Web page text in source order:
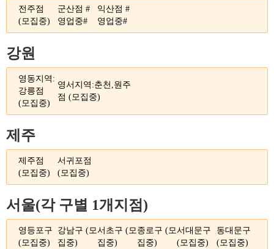
전주점
(모집중)
군산점 #
영업중#
익산점 #
영업중#
강원
영동지역:
강릉점
(모집중)
영서지역:춘천,원주
점 (모집중)
제주
제주점
(모집중)
서귀포점
(모집중)
서울(각 구별 1개지점)
영등포구
(모집중)
강남구 (모
집중)
서초구 (모
집중)
종로구 (모
집중)
서대문구
(모집중)
동대문구
(모집중)